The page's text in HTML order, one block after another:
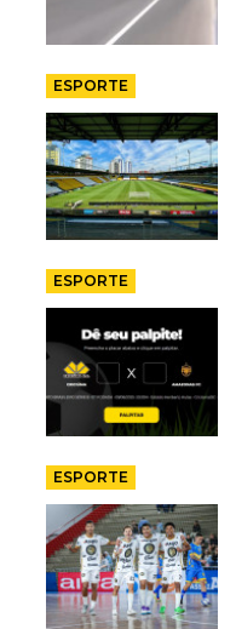
ESPORTE
ESPORTE
ESPORTE